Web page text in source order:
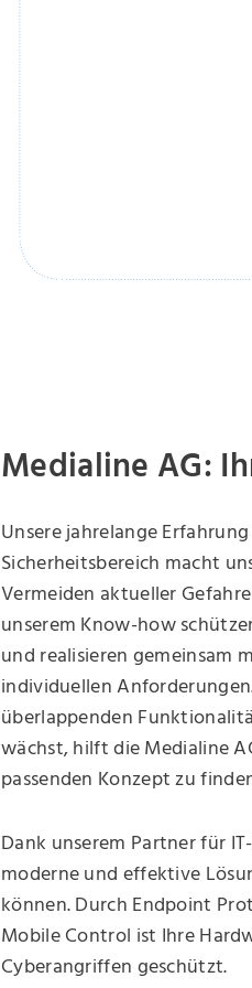
Medialine AG:
Unsere jahrelange
Sicherheitsbereich macht
Vermeiden aktueller
unserem Know-how
und realisieren gemeinsam
individuellen
überlappenden
wächst, hilft die Medialine
passenden Konzept zu
Dank unserem Partner für
moderne und effektive
können. Durch Endpoint
Mobile Control ist Ihre
Cyberangriffen geschützt.